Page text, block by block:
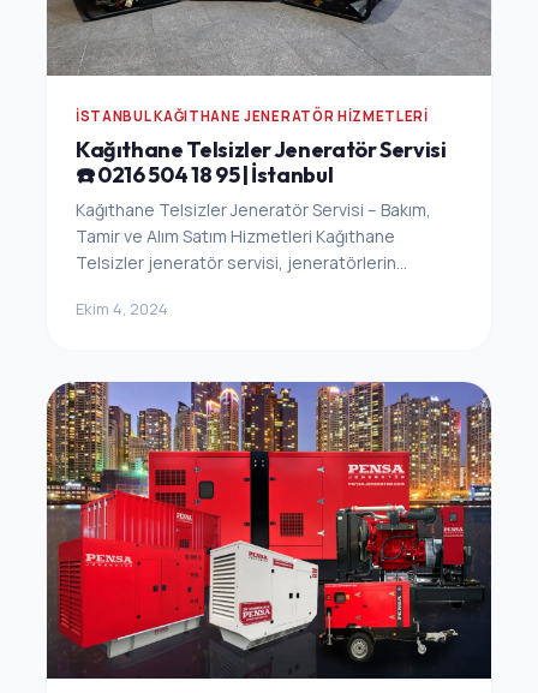
İSTANBUL KAĞITHANE JENERATÖR HIZMETLERI
Kağıthane Telsizler Jeneratör Servisi
☎️ 0216 504 18 95 | İstanbul
Kağıthane Telsizler Jeneratör Servisi – Bakım,
Tamir ve Alım Satım Hizmetleri Kağıthane
Telsizler jeneratör servisi, jeneratörlerin...
Ekim 4, 2024